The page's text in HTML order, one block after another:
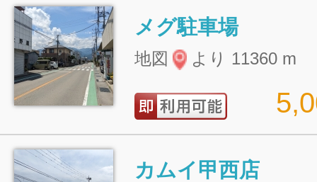
メグ駐車場
地図 より 11360 m
カムイ甲西店